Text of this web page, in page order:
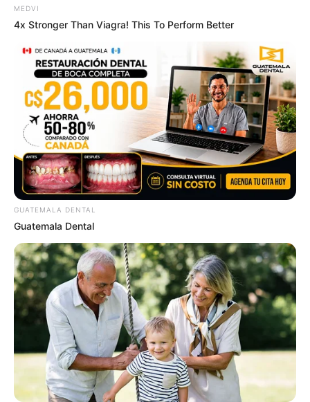
Why this ordinary drink is the secret to feeling your
best every day
CTA FAVORITE
It's The End Of The Road: The Worst TV Series
Finales Of All Time
BRAINBERRIES
8 Conspiracies That Turned Out To Be True
BRAINBERRIES
MEDVI
4x Stronger Than Viagra! This To Perform Better
GUATEMALA DENTAL
Guatemala Dental